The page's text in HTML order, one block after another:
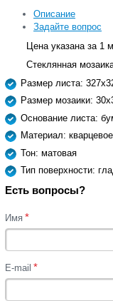
Описание
Задайте вопрос
Цена указана за 1
Стеклянная
Размер листа:
Размер мозаики:
Основание листа:
Материал:
Тон: матовая
Тип поверхности:
Есть вопросы?
Имя *
E-mail *